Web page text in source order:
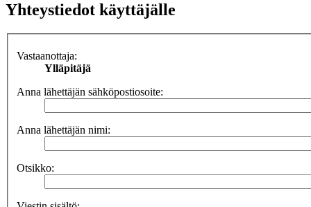
Yhteystiedot käyttäjälle
Vastaanottaja:
Ylläpitäjä
Anna lähettäjän sähköpostiosoite:
Anna lähettäjän nimi:
Otsikko: